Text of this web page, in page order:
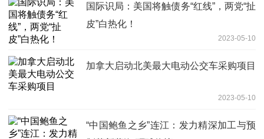
国际识局：美国将触债务“红线”，两党“扯
皮”白热化！
2023-05-10
加拿大启动北美最大电动公交车采购项目
2023-05-10
“中国鲍鱼之乡”连江：发力精深加工与预